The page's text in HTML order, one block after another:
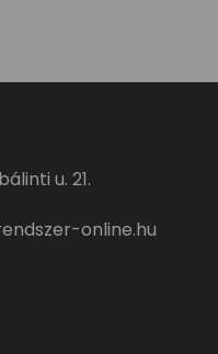
u. 21.
online.hu